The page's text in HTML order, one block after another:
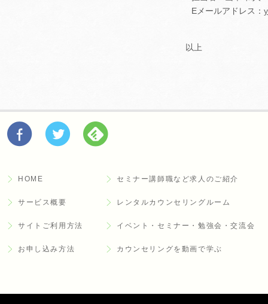
Eメールアドレス：
以上
HOME
サービス概要
サイトご利用方法
お申し込み方法
セミナー講師職など求人のご紹介
レンタルカウンセリングルーム
イベント・セミナー・勉強会・交流会
カウンセリングを動画で学ぶ